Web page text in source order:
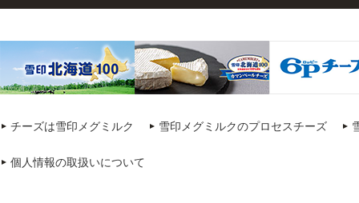
チーズは雪印メグミルク 雪印メグミルクのプロセスチーズ
個人情報の取扱いについて